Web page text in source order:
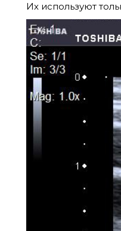
Их используют